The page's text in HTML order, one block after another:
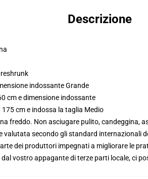
Descrizione
indossante Grande
cm e dimensione indossante
cm e indossa la taglia Medio
freddo. Non asciugare pulito, candeggina,
secondo gli standard internazionali
dei produttori impegnati a migliorare le
vostro appagante di terze parti locale, ci